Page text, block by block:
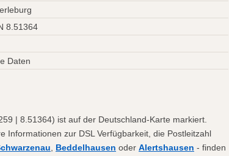
8.51364
Daten
| 8.51364) ist auf der Deutschland-Karte markiert.
Informationen zur DSL Verfügbarkeit, die Postleitzahl
Beddelhausen oder Alertshausen - finden